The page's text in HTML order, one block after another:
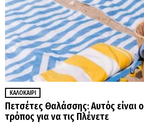
ΚΑΛΟΚΑΊΡΙ
Πετσέτες Θαλάσσης: Αυτός είναι
τρόπος για να τις Πλένετε